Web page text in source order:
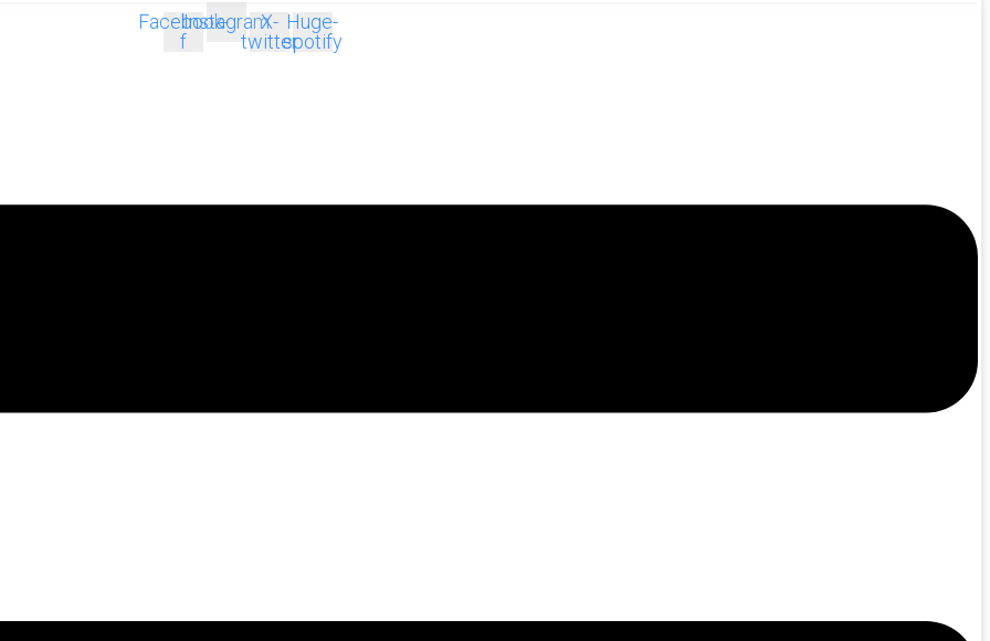
Facebook-
f
InstagramX-
twitter
Huge-
spotify